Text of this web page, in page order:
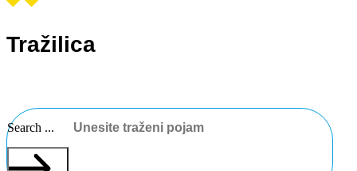
Tražilica
Search ...